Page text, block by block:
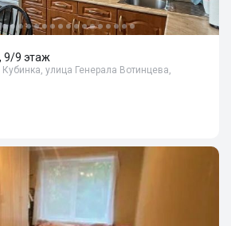
9/9 этаж
улица Генерала Вотинцева,